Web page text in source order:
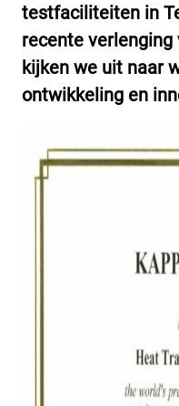
testfaciliteiten in
recente
kijken we uit naar
ontwikkeling en